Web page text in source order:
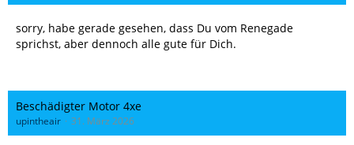
sorry, habe gerade gesehen, dass Du vom Renegade
sprichst, aber dennoch alle gute für Dich.
Beschädigter Motor 4xe
upintheair 31. März 2026